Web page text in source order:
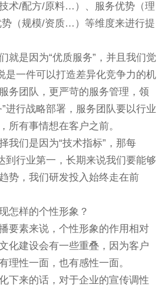
术/配方/原料…）、服务优势（理
（规模/资质…）等维度来进行提
就是因为“优质服务”，并且我们觉
是一件可以打造差异化竞争力的机
务团队，更严苛的服务管理，领
进行战略部署，服务团队要以行业
所有事情想在客户之前。
我们是因为“技术指标”，那每
到行业第一，长期来说我们要能够
势，我们研发投入始终走在前
怎样的个性形象？
要素来说，个性形象的作用相对
化建设会有一些重叠，因为客户
理性一面，也有感性一面。
下来的话，对于企业的宣传调性